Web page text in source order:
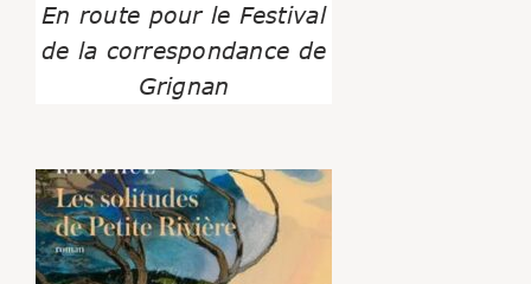
En route pour le Festival
de la correspondance de
Grignan